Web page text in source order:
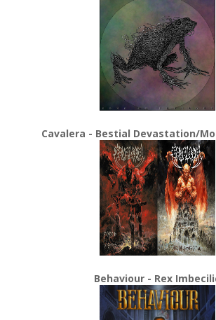
Cavalera - Bestial Devastation/
Behaviour - Rex